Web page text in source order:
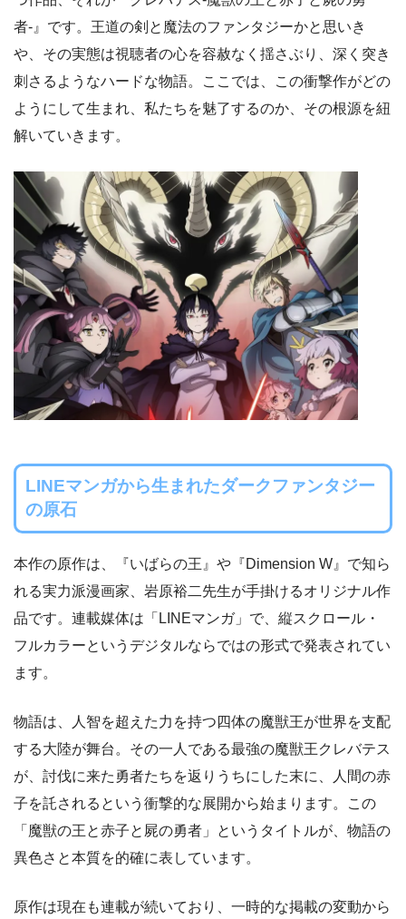
者-』です。王道の剣と魔法のファンタジーかと思いき
や、その実態は視聴者の心を容赦なく揺さぶり、深く突き
刺さるようなハードな物語。ここでは、この衝撃作がどの
ようにして生まれ、私たちを魅了するのか、その根源を紐
解いていきます。
LINEマンガから生まれたダークファンタジー
の原石
本作の原作は、『いばらの王』や『Dimension W』で知ら
れる実力派漫画家、岩原裕二先生が手掛けるオリジナル作
品です。連載媒体は「LINEマンガ」で、縦スクロール・
フルカラーというデジタルならではの形式で発表されてい
ます。
物語は、人智を超えた力を持つ四体の魔獣王が世界を支配
する大陸が舞台。その一人である最強の魔獣王クレバテス
が、討伐に来た勇者たちを返りうちにした末に、人間の赤
子を託されるという衝撃的な展開から始まります。この
「魔獣の王と赤子と屍の勇者」というタイトルが、物語の
異色さと本質を的確に表しています。
原作は現在も連載が続いており、一時的な掲載の変動から